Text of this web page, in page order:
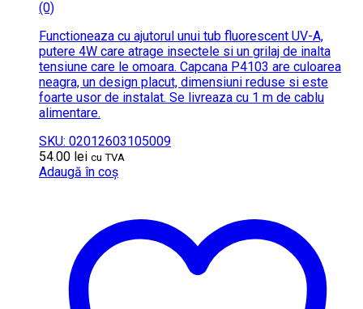
(0)
Functioneaza cu ajutorul unui tub fluorescent UV-A,
putere 4W care atrage insectele si un grilaj de inalta
tensiune care le omoara. Capcana P4103 are culoarea
neagra, un design placut, dimensiuni reduse si este
foarte usor de instalat. Se livreaza cu 1 m de cablu
alimentare.
SKU: 02012603105009
54.00 lei cu TVA
Adaugă în coș